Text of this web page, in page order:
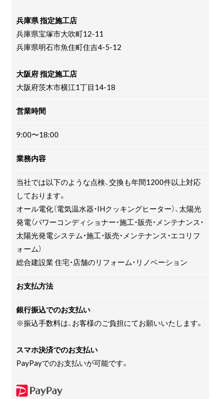
兵庫県 指定施工店
兵庫県宝塚市大吹町12-11
兵庫県明石市魚住町住吉4-5-12
大阪府 指定施工店
大阪府茨木市横江1丁目14-18
営業時間
9:00〜18:00
業務内容
当社では以下のような点検、交換も年間1200件以上対応
しております。
オール電化（電気温水器・IHクッキングヒーター）、太陽光
発電（パワーコンディショナー・施工・販売・メンテナンス・
太陽光発電システム・施工・販売・メンテナンス・エコリフ
ォーム）
総合建設業 住宅・店舗のリフォーム・リノベーション
お支払方法
銀行振込でのお支払い
※振込手数料は、お客様のご負担にてお願いいたします。
スマホ決済でのお支払い
PayPayでのお支払いが可能です。